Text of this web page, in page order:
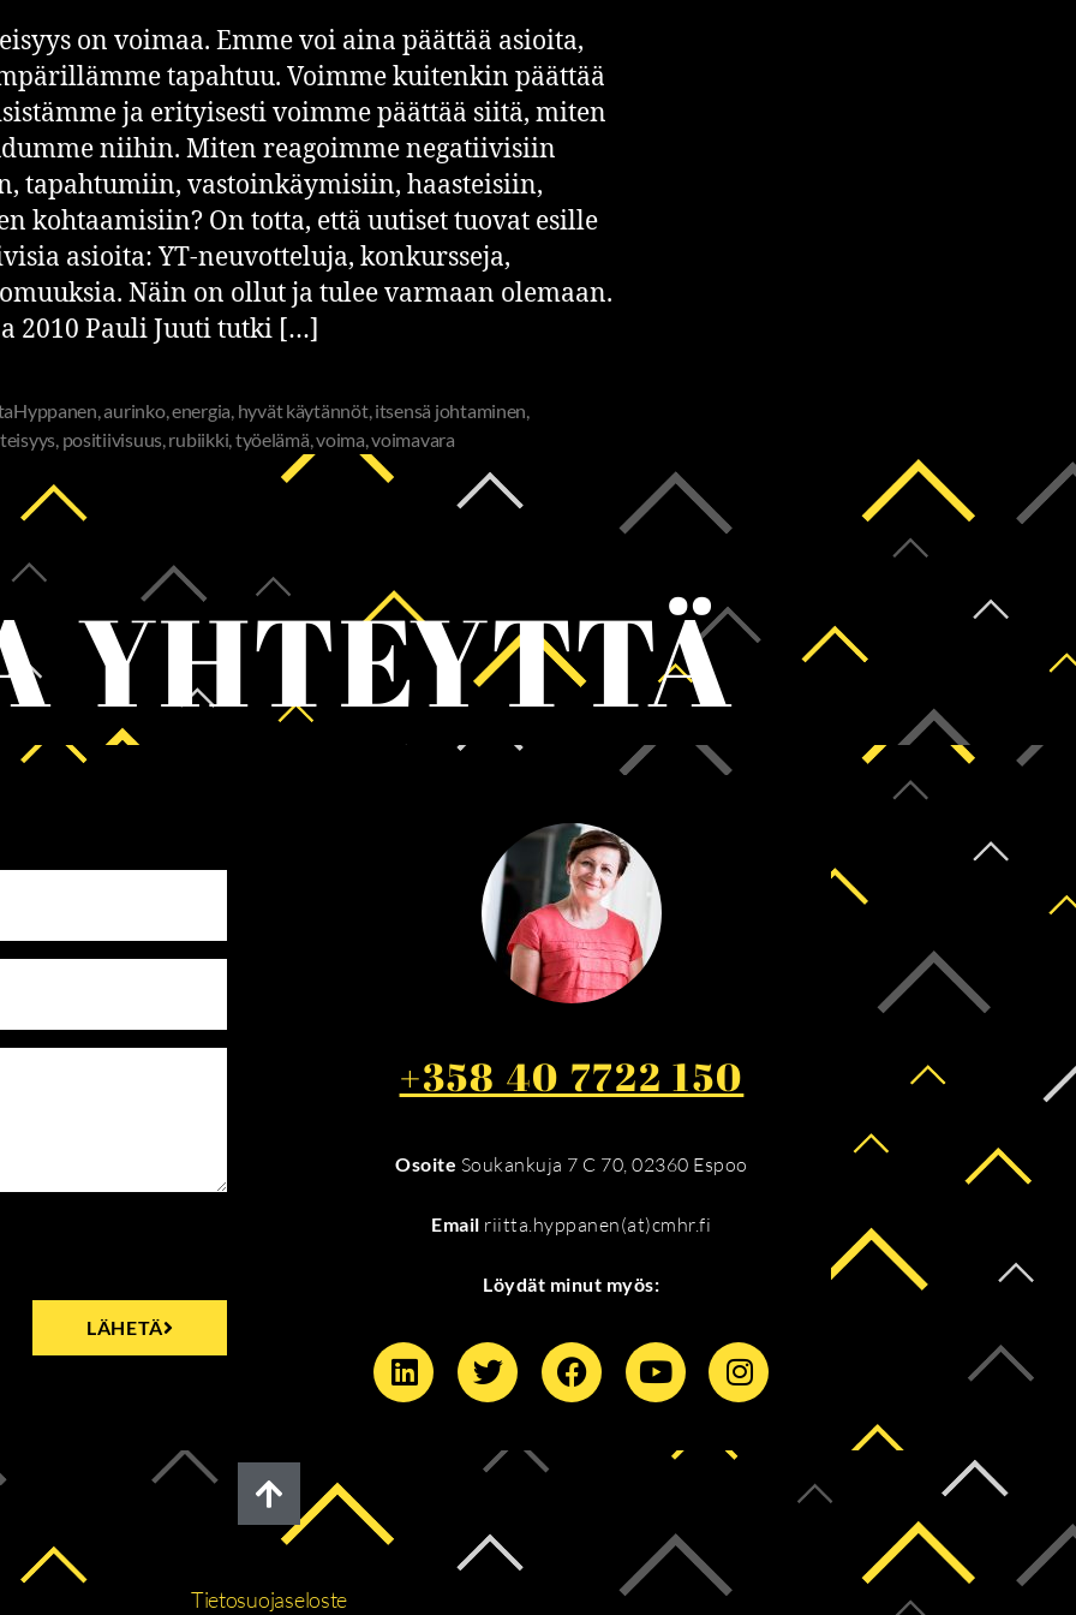
on voimaa. Emme voi aina päättää asioita,
tapahtuu. Voimme kuitenkin päättää
ja erityisesti voimme päättää siitä, miten
niihin. Miten reagoimme negatiivisiin
tapahtumiin, vastoinkäymisiin, haasteisiin,
kohtaamisiin? On totta, että uutiset tuovat esille
asioita: YT-neuvotteluja, konkursseja,
Näin on ollut ja tulee varmaan olemaan.
2010 Pauli Juuti tutki […]
,aurinko,energia hyvät käytännöt, itsensä johtaminen
positiivisuus rubiikki työelämä ,voima ,voimavara
YHTEYTTÄ
LÄHETÄ
+358 40 7722 150
Osoite Soukankuja 7 C 70, 02360 Espoo
Email riitta.hyppanen(at)cmhr.fi
Löydät minut myös:
Tietosuojaseloste